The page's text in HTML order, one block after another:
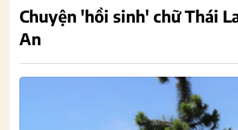
Chuyện 'hồi sinh' chữ Thái
An